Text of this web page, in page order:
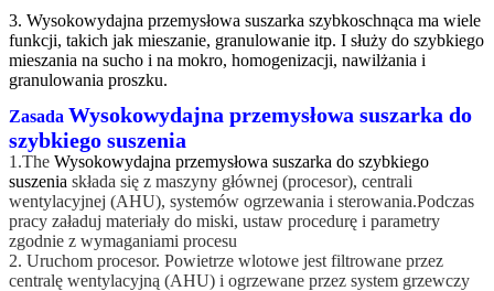
3. Wysokowydajna przemysłowa suszarka szybkoschnąca ma wiele
funkcji, takich jak mieszanie, granulowanie itp. I służy do szybkiego
mieszania na sucho i na mokro, homogenizacji, nawilżania i
granulowania proszku.
Zasada Wysokowydajna przemysłowa suszarka do
szybkiego suszenia
1.The Wysokowydajna przemysłowa suszarka do szybkiego
suszenia składa się z maszyny głównej (procesor), centrali
wentylacyjnej (AHU), systemów ogrzewania i sterowania.Podczas
pracy załaduj materiały do ​​miski, ustaw procedurę i parametry
zgodnie z wymaganiami procesu
2. Uruchom procesor. Powietrze wlotowe jest filtrowane przez
centralę wentylacyjną (AHU) i ogrzewane przez system grzewczy